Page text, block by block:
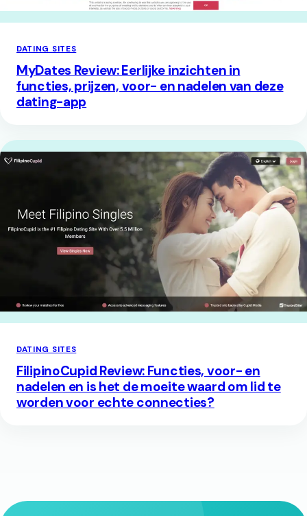
DATING SITES
MyDates Review: Eerlijke inzichten in
functies, prijzen, voor- en nadelen van deze
dating-app
DATING SITES
FilipinoCupid Review: Functies, voor- en
nadelen en is het de moeite waard om lid te
worden voor echte connecties?